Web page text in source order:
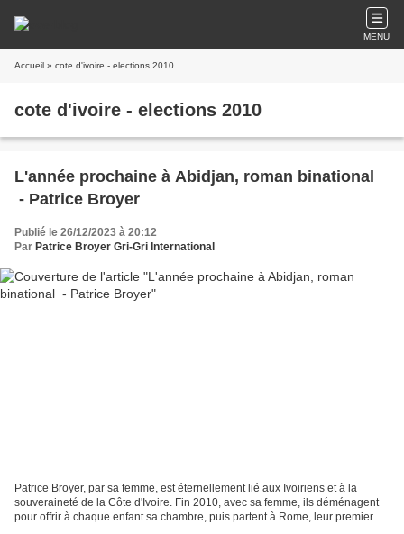
MENU
Accueil » cote d'ivoire - elections 2010
cote d'ivoire - elections 2010
L'année prochaine à Abidjan, roman binational
- Patrice Broyer
Publié le 26/12/2023 à 20:12
Par Patrice Broyer Gri-Gri International
Patrice Broyer, par sa femme, est éternellement lié aux Ivoiriens et à la
souveraineté de la Côte d'Ivoire. Fin 2010, avec sa femme, ils déménagent
pour offrir à chaque enfant sa chambre, puis partent à Rome, leur premier